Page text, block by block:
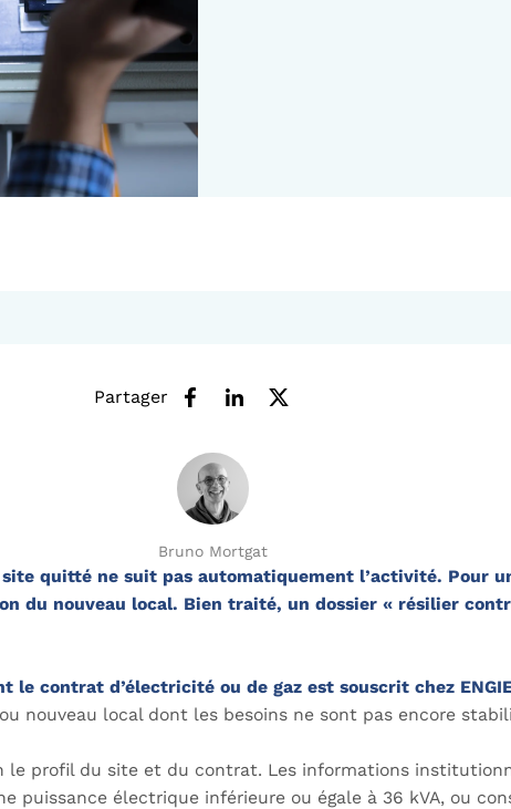
Partager
Bruno Mortgat
quitté ne suit pas automatiquement l’activité. Pour
du nouveau local. Bien traité, un dossier « résilier
contrat d’électricité ou de gaz est souscrit chez
nouveau local dont les besoins ne sont pas encore
le profil du site et du contrat. Les informations
électrique inférieure ou égale à 36 kVA, ou